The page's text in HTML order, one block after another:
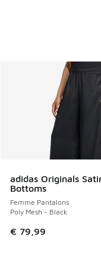
adidas Originals
Bottoms
Femme Pantalons
Poly Mesh - Black
€ 79,99